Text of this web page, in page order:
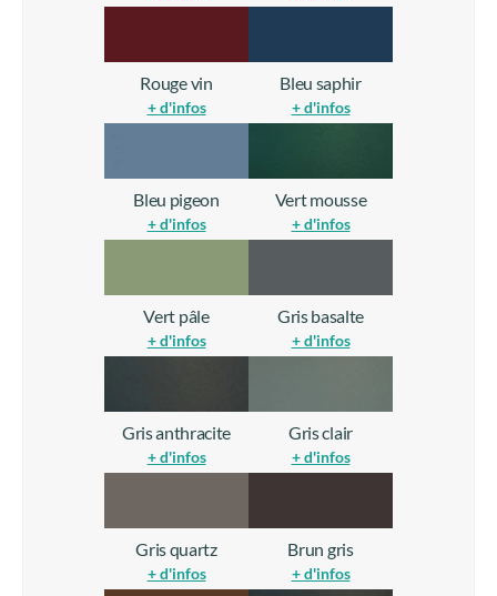
Rouge vin
+ d'infos
Bleu saphir
+ d'infos
Bleu pigeon
+ d'infos
Vert mousse
+ d'infos
Vert pâle
+ d'infos
Gris basalte
+ d'infos
Gris anthracite
+ d'infos
Gris clair
+ d'infos
Gris quartz
+ d'infos
Brun gris
+ d'infos